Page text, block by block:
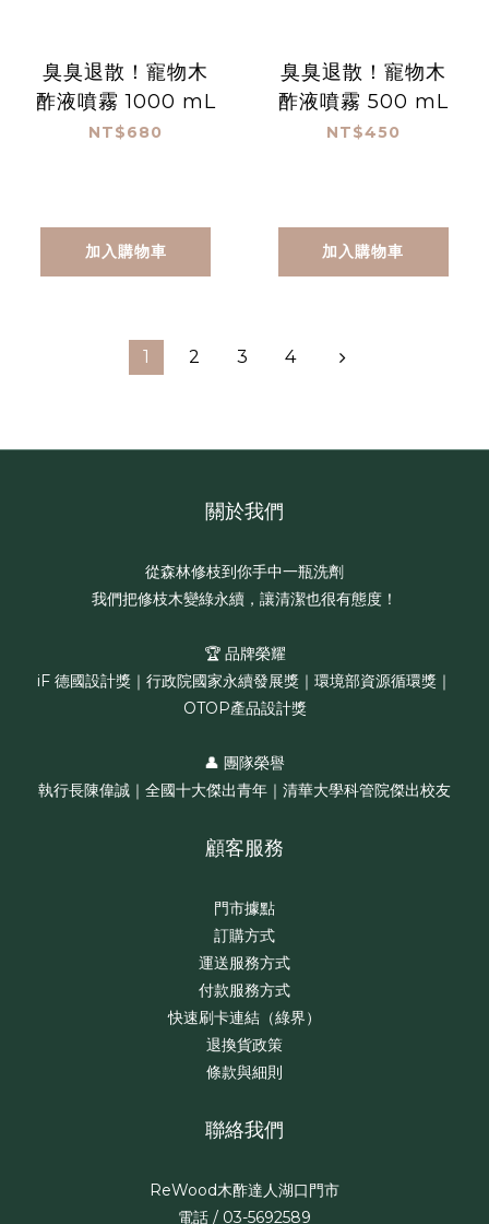
臭臭退散！寵物木
酢液噴霧 1000 mL
NT$680
加入購物車
臭臭退散！寵物木
酢液噴霧 500 mL
NT$450
加入購物車
1 2 3 4
關於我們
從森林修枝到你手中一瓶洗劑
我們把修枝木變綠永續，讓清潔也很有態度！
🏆 品牌榮耀
iF 德國設計獎｜行政院國家永續發展獎｜環境部資源循環獎｜
OTOP產品設計獎
👤 團隊榮譽
執行長陳偉誠｜全國十大傑出青年｜清華大學科管院傑出校友
顧客服務
門市據點
訂購方式
運送服務方式
付款服務方式
快速刷卡連結（綠界）
退換貨政策
條款與細則
聯絡我們
ReWood木酢達人湖口門市
電話 / 03-5692589